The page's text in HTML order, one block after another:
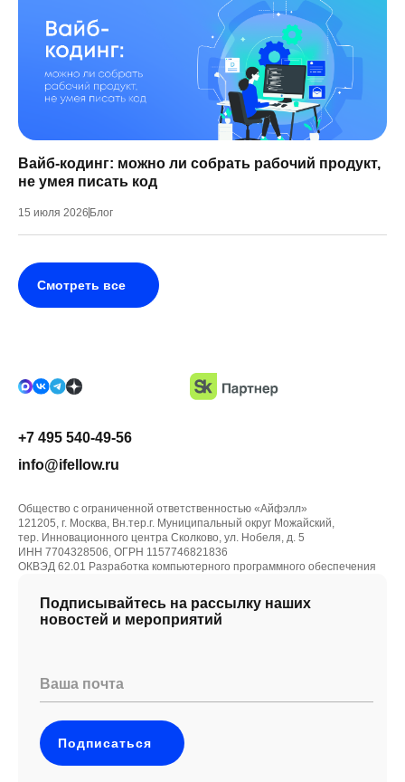
Вайб-кодинг: можно ли собрать рабочий продукт,
не умея писать код
15 июля 2026 Блог
Смотреть все
Подписывайтесь на рассылку наших
новостей и мероприятий
Ваша почта
Подписаться
+7 495 540-49-56
info@ifellow.ru
Общество с ограниченной ответственностью «Айфэлл»
121205, г. Москва, Вн.тер.г. Муниципальный округ Можайский,
тер. Инновационного центра Сколково, ул. Нобеля, д. 5
ИНН 7704328506, ОГРН 1157746821836
ОКВЭД 62.01 Разработка компьютерного программного обеспечения